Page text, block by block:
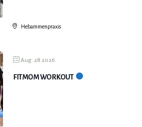
Hebammenpraxis
Aug. 28 2026
FITMOM WORKOUT